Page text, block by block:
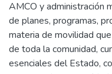
AMCO y administración
de planes, programas,
materia de movilidad
de toda la comunidad,
esenciales del Estado,